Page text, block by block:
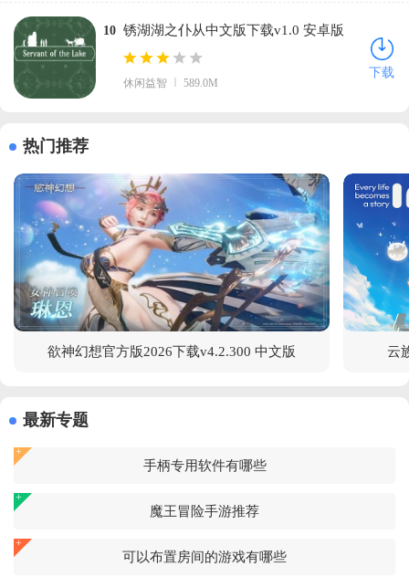
10 锈湖湖之仆从中文版下载v1.0 安卓版
休闲益智 589.0M
下载
热门推荐
欲神幻想官方版2026下载v4.2.300 中文版 云
最新专题
手柄专用软件有哪些
魔王冒险手游推荐
可以布置房间的游戏有哪些